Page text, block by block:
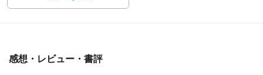
感想・レビュー・書評